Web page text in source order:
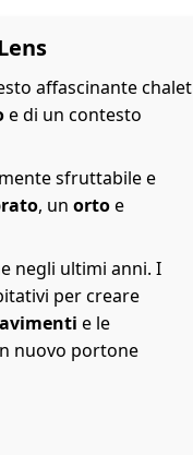
affascinante chalet
e di un contesto
sfruttabile e
, un ortoe
negli ultimi anni. I
per creare
e le
nuovo portone